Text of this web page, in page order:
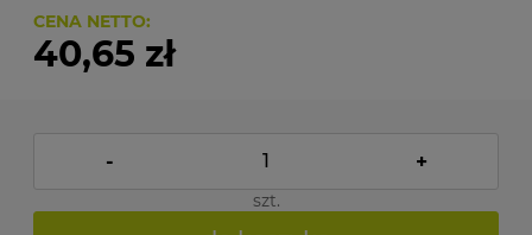
CENA NETTO:
40,65 zł
- +
szt.